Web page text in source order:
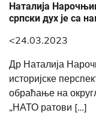
Наталија
српски дух је са
<24.03.2023
Др Наталија
историјске
обраћање на
„НАТО ратови […]